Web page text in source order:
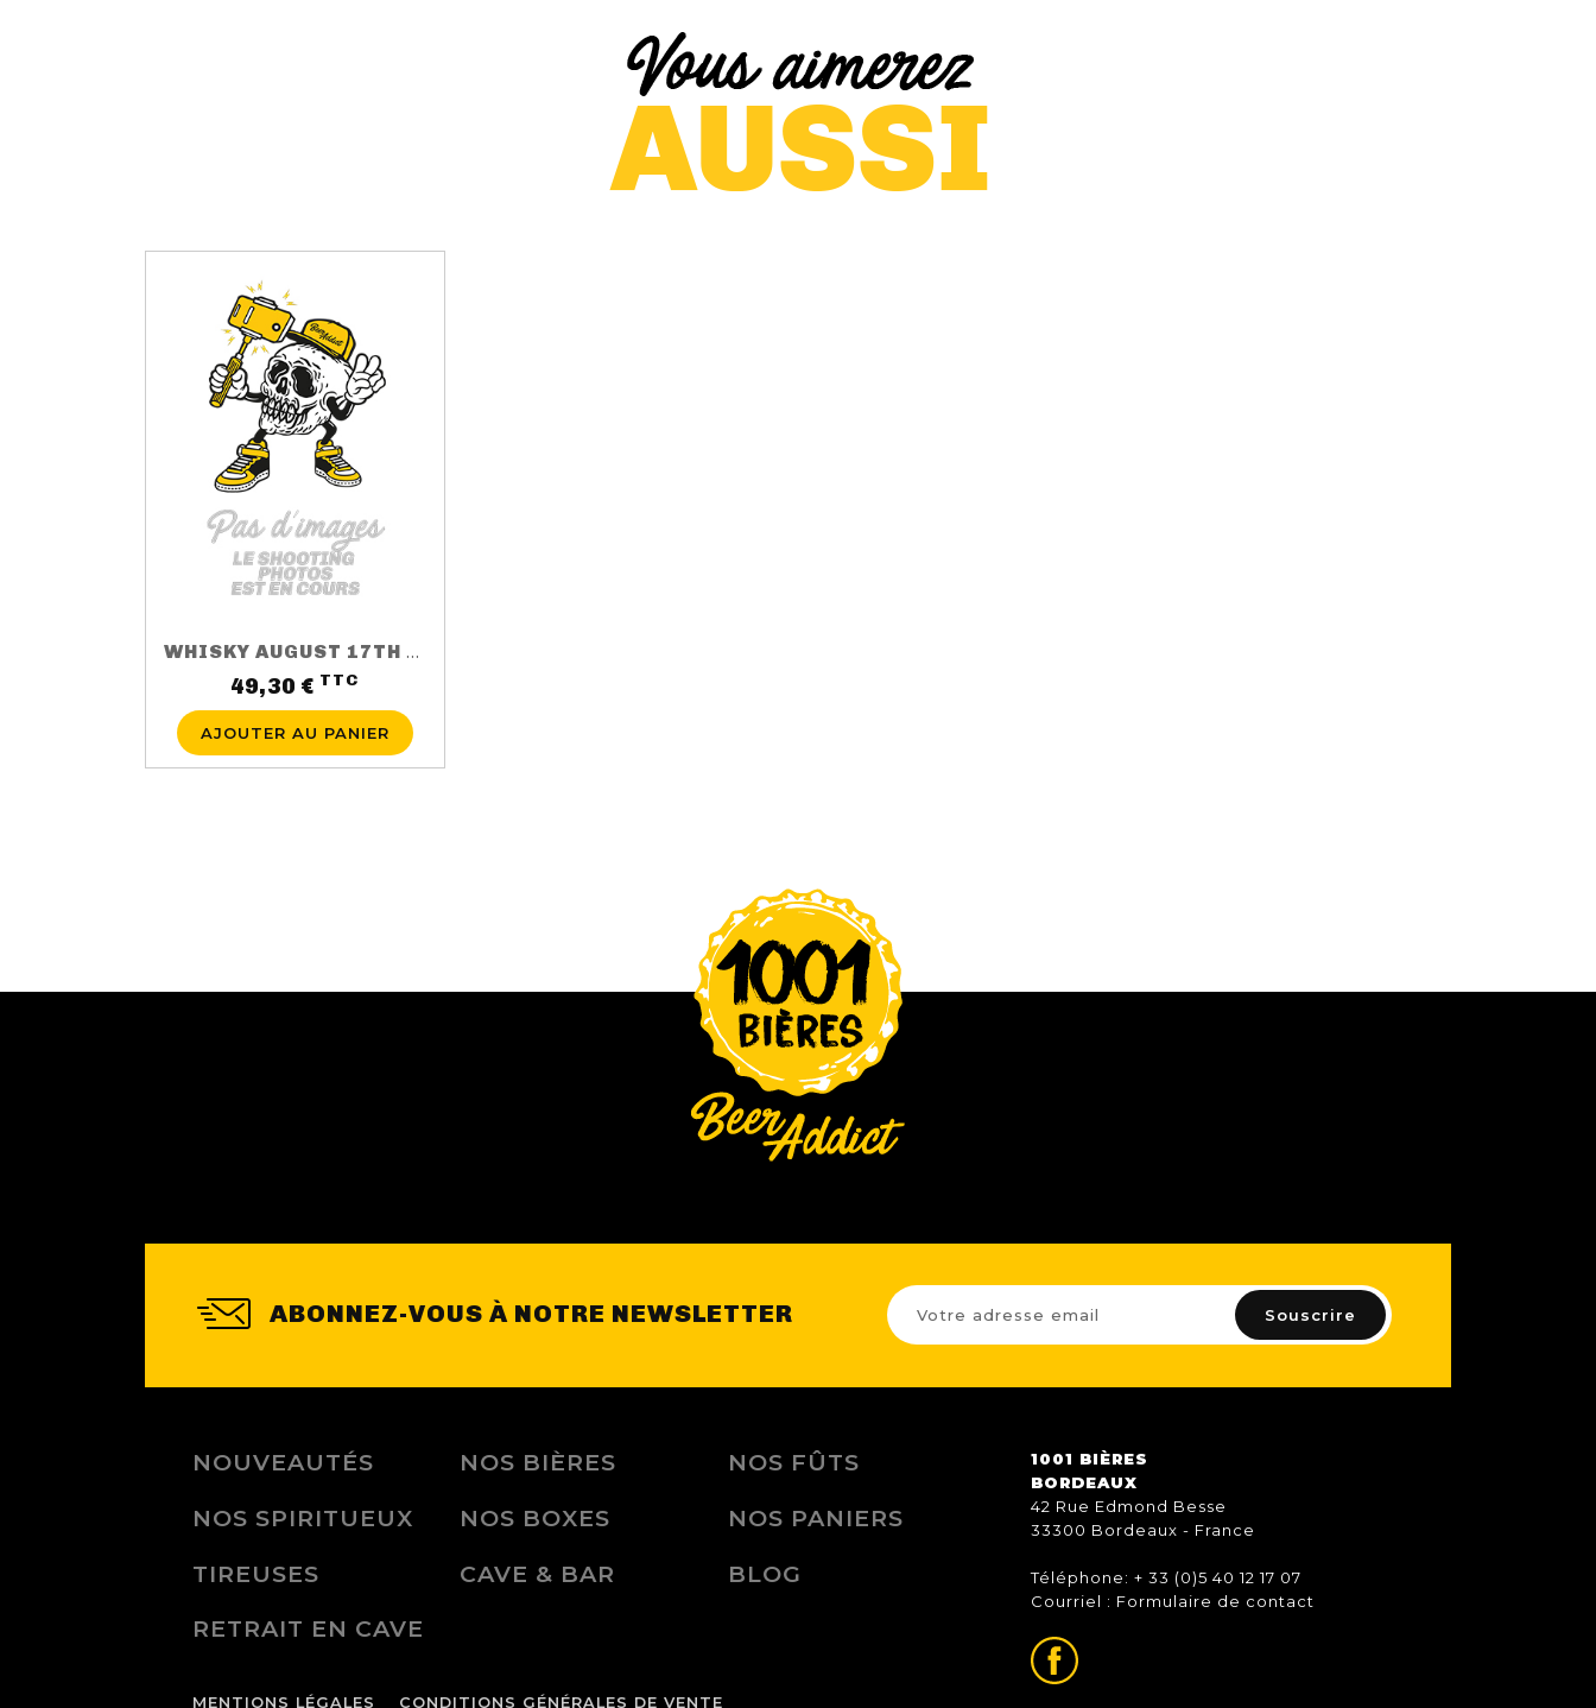
WHISKY AUGUST 17TH 3 ANS 50CL 40%
49,30 € TTC
AJOUTER AU PANIER
ABONNEZ-VOUS À NOTRE NEWSLETTER
NOUVEAUTÉS NOS BIÈRES
NOS FÛTS
NOS SPIRITUEUX
NOS BOXES
NOS PANIERS
TIREUSES
CAVE & BAR
BLOG
RETRAIT EN CAVE
1001 BIÈRES
BORDEAUX
42 Rue Edmond Besse
33300 Bordeaux - France
Téléphone: + 33 (0)5 40 12 17 07
Courriel : Formulaire de contact
MENTIONS LÉGALES CONDITIONS GÉNÉRALES DE VENTE